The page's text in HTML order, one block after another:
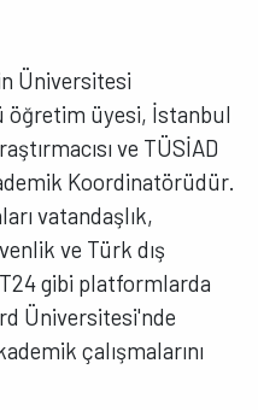
Üniversitesi
öğretim üyesi, İstanbul
ve TÜSİAD
Koordinatörüdür.
vatandaşlık,
ve Türk dış
gibi platformlarda
Üniversitesi'nde
çalışmalarını